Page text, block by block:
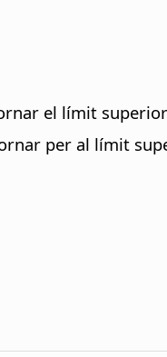
el límit
per al límit